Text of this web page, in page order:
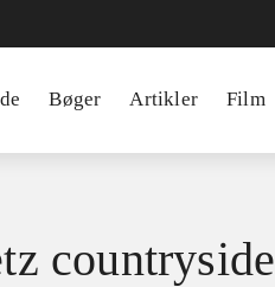
Bøger Artikler Film
countryside